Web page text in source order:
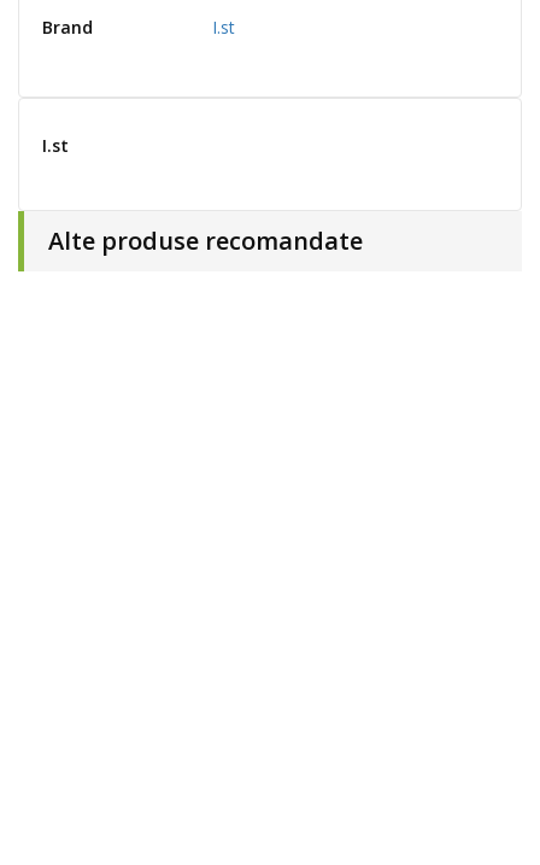
Brand I.st
I.st
Alte produse recomandate